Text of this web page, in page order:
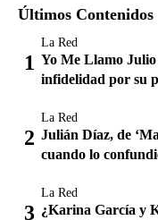
Últimos Contenidos
La Red
Yo Me Llamo
infidelidad por su
La Red
Julián Díaz, de
cuando lo
La Red
¿Karina García y